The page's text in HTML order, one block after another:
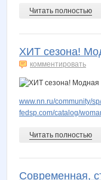
Читать полностью
ХИТ сезона!
комментировать
www.nn.ru/community/
fedsp.com/catalog/
Читать полностью
Современная,